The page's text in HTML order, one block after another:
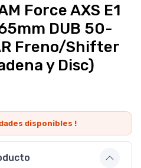
Force AXS E1
DUB 50-
Freno/Shifter
y Disc)
disponibles !